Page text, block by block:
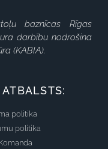
baznīcas Rīgas
darbību nodrošina
(KABIA).
ATBALSTS:
politika
politika